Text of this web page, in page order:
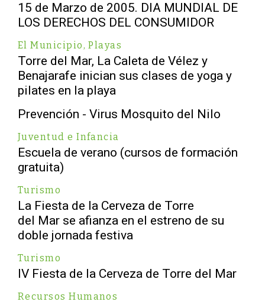
15 de Marzo de 2005. DIA MUNDIAL DE
LOS DERECHOS DEL CONSUMIDOR
El Municipio, Playas
Torre del Mar, La Caleta de Vélez y
Benajarafe inician sus clases de yoga y
pilates en la playa
Prevención - Virus Mosquito del Nilo
Juventud e Infancia
Escuela de verano (cursos de formación
gratuita)
Turismo
La Fiesta de la Cerveza de Torre
del Mar se afianza en el estreno de su
doble jornada festiva
Turismo
IV Fiesta de la Cerveza de Torre del Mar
Recursos Humanos